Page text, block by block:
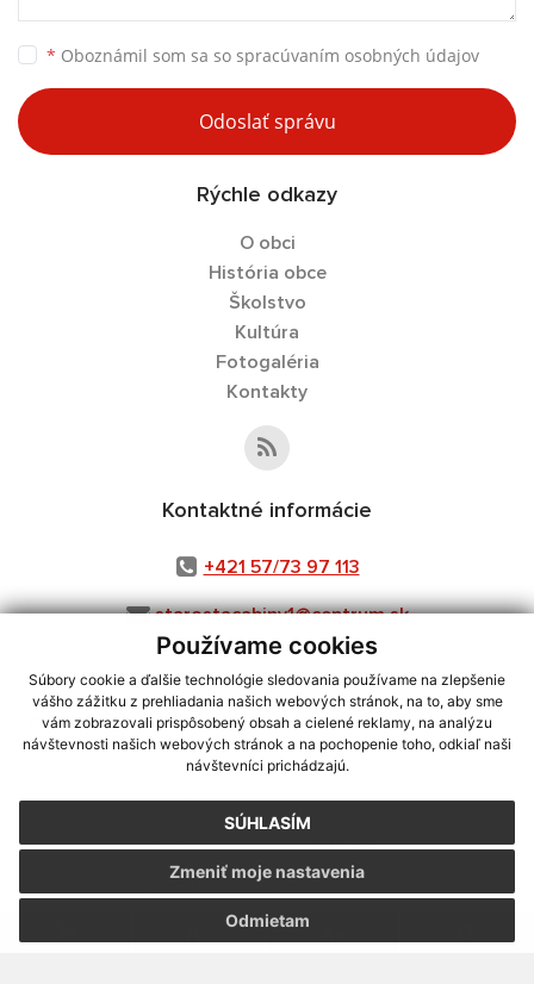
Používame cookies
Súbory cookie a ďalšie technológie sledovania používame na zlepšenie
vášho zážitku z prehliadania našich webových stránok, na to, aby sme
vám zobrazovali prispôsobený obsah a cielené reklamy, na analýzu
návštevnosti našich webových stránok a na pochopenie toho, odkiaľ naši
návštevníci prichádzajú.
SÚHLASÍM
Odmietam
Zmeniť moje nastavenia
* Oboznámil som sa so spracúvaním osobných údajov
Odoslať správu
Rýchle odkazy
O obci
História obce
Školstvo
Kultúra
Fotogaléria
Kontakty
Kontaktné informácie
+421 57/73 97 113
starostacabiny1@centrum.sk
využite možnosť získavania aktuálnych informácií s využitím RSS
CMS systém (redakčný) systém ECHELON 2,Mapa stránok,web portál
webex.digital, s.r.o.,domény,registrácia domény
Posledná aktualizácia:06.08.2026
Vytlačiť stránku|Vyhlásenie o prístupnosti